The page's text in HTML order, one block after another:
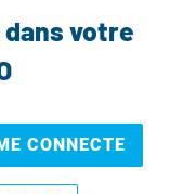
votre
CONNECTE